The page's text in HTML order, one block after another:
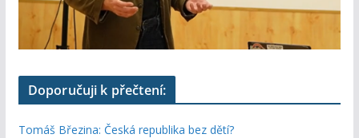
Doporučuji k přečtení:
Tomáš Březina: Česká republika bez dětí?